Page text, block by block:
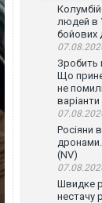
людей в
бойових
Зробить
Що
не
варіанти
Росіяни
(NV)
Швидке
нестачу